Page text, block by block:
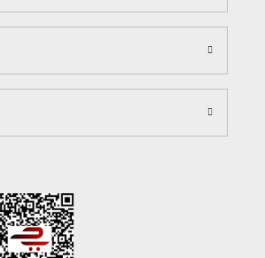
göre sıralayabilir, arama kutusunu kullanarak
Ayrıca ürün sayfalarımızda detaylı açıklamalar ve
tercih etmek istediğiniz ürün hakkında tüm bilgilere
Güvenilir Teslimat
en hızlı şekilde ürünlerini ulaştırmak için özenle
Hattı ile İletişim
şikayetiniz için müşteri destek ekibimiz her zaman